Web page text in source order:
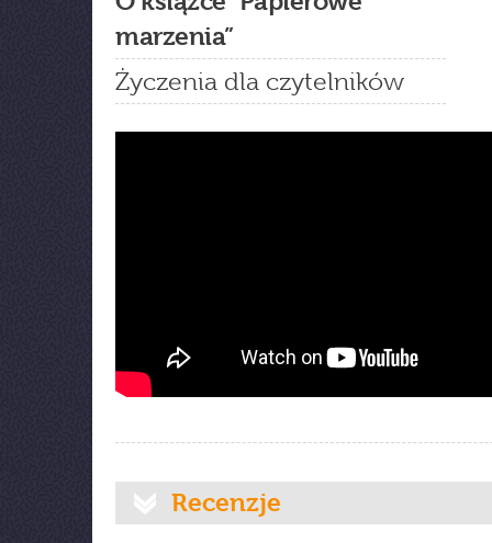
marzenia”
Życzenia dla czytelników
Recenzje